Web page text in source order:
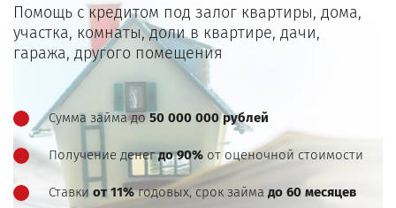
Помощь с кредитом под залог квартиры, дома,
участка, комнаты, доли в квартире, дачи,
гаража, другого помещения
Сумма займа до50 000 000 рублей
Получение денегдо 90% от оценочной стоимости
Ставки от 11%годовых, срок займа до 60 месяцев